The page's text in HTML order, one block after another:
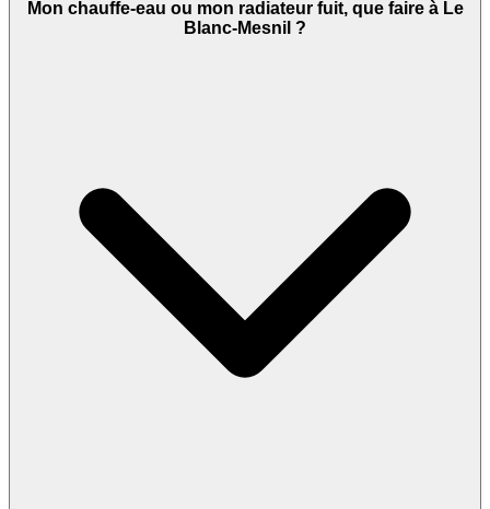
Mon chauffe-eau ou mon radiateur fuit, que faire à Le
Blanc-Mesnil ?